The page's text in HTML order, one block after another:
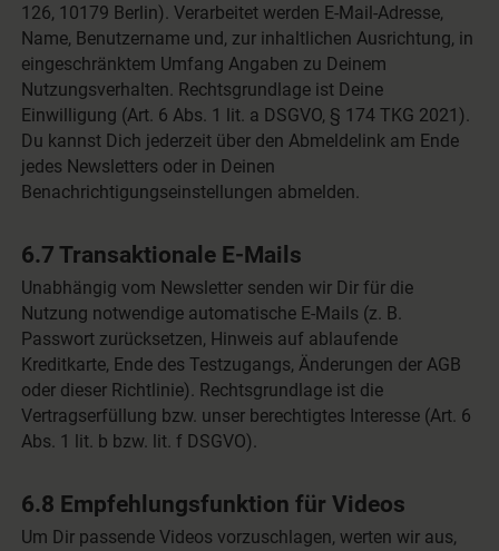
126, 10179 Berlin). Verarbeitet werden E-Mail-Adresse,
Name, Benutzername und, zur inhaltlichen Ausrichtung, in
eingeschränktem Umfang Angaben zu Deinem
Nutzungsverhalten. Rechtsgrundlage ist Deine
Einwilligung (Art. 6 Abs. 1 lit. a DSGVO, § 174 TKG 2021).
Du kannst Dich jederzeit über den Abmeldelink am Ende
jedes Newsletters oder in Deinen
Benachrichtigungseinstellungen abmelden.
6.7 Transaktionale E-Mails
Unabhängig vom Newsletter senden wir Dir für die
Nutzung notwendige automatische E-Mails (z. B.
Passwort zurücksetzen, Hinweis auf ablaufende
Kreditkarte, Ende des Testzugangs, Änderungen der AGB
oder dieser Richtlinie). Rechtsgrundlage ist die
Vertragserfüllung bzw. unser berechtigtes Interesse (Art. 6
Abs. 1 lit. b bzw. lit. f DSGVO).
6.8 Empfehlungsfunktion für Videos
Um Dir passende Videos vorzuschlagen, werten wir aus,